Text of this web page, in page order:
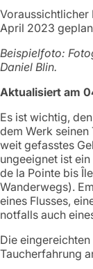
Voraussichtlicher
April 2023
Beispielfoto:
Daniel Blin.
Aktualisiert am
Es ist wichtig,
dem Werk
weit gefasstes
ungeeignet ist
de la Pointe bis
Wanderwegs).
eines Flusses,
notfalls auch
Die
Taucherfahrung